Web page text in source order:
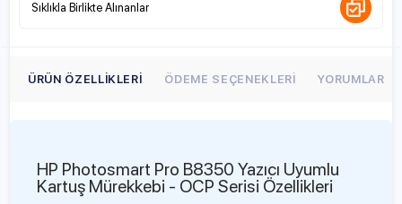
Sıklıkla Birlikte Alınanlar
ÜRÜN ÖZELLIKLERI ÖDEME SEÇENEKLERI YORUMLAR
HP Photosmart Pro B8350 Yazıcı Uyumlu
Kartuş Mürekkebi - OCP Serisi Özellikleri